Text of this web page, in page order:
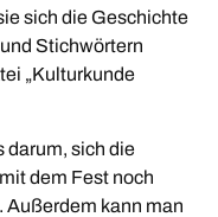
sich die Geschichte
Stichwörtern
„Kulturkunde
darum, sich die
dem Fest noch
Außerdem kann man